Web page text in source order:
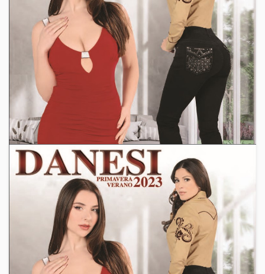
2019 Catalogo Danesi Catalogo El Dasa
Catalogo
,Catalogo Ninel Conde Catalogos de Ropa ,
Catalogos Estados Unidos ,Danesi Moda Por Catalogo